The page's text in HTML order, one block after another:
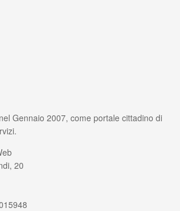
Gennaio 2007, come portale cittadino di
20